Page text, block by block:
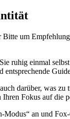
um
ruhig einmal
entsprechende
darüber, was
Ihren Fokus auf die
Modus“ an und